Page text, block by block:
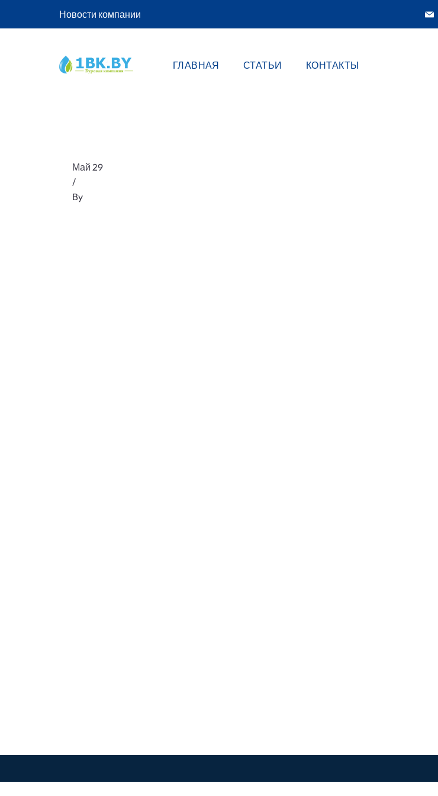
Новости компании
ГЛАВНАЯ СТАТЬИ КОНТАКТЫ
Май 29
/
By